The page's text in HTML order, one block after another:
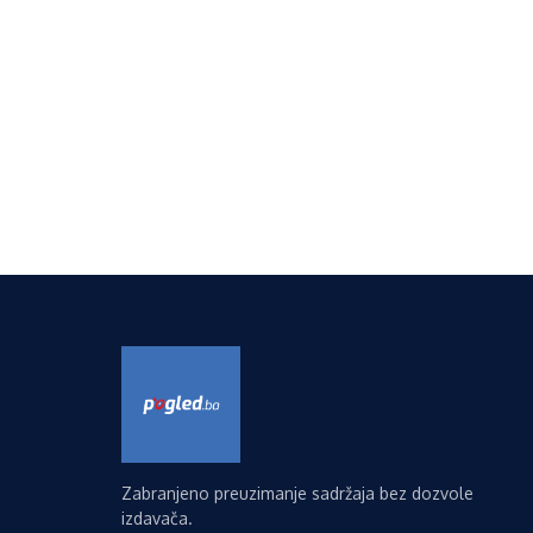
Zabranjeno preuzimanje sadržaja bez dozvole
izdavača.